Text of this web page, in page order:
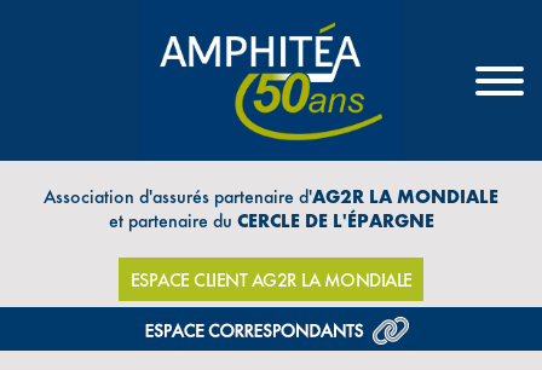
Association d'assurés partenaire d'AG2R LA MONDIALE
et partenaire du CERCLE DE L'ÉPARGNE
ESPACE CLIENT AG2R LA MONDIALE